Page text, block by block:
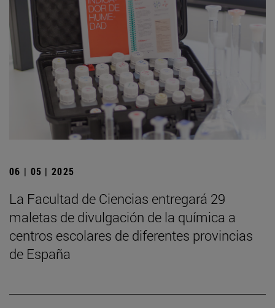
06 | 05 | 2025
La Facultad de Ciencias entregará 29
maletas de divulgación de la química a
centros escolares de diferentes provincias
de España